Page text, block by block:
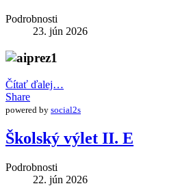
Podrobnosti
23. jún 2026
Čítať ďalej…
Share
powered by social2s
Školský výlet II. E
Podrobnosti
22. jún 2026